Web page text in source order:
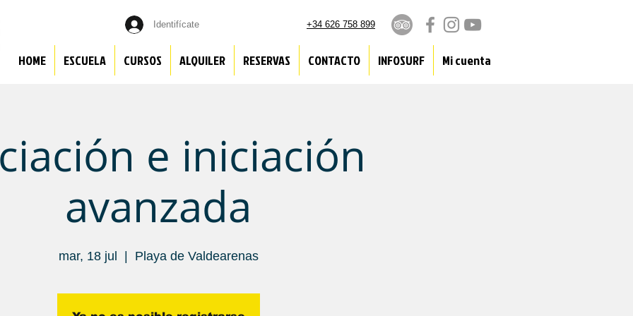
Identifícate +34 626 758 899
HOME ESCUELA CURSOS ALQUILER RESERVAS CONTACTO INFOSURF Mi cuenta
e iniciación
avanzada
mar, 18 jul Playa de Valdearenas